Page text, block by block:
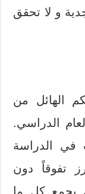
و لا تحقق
الهائل من
الدراسي.
في الدراسة
تفوقاً دون
يجمع كل ما